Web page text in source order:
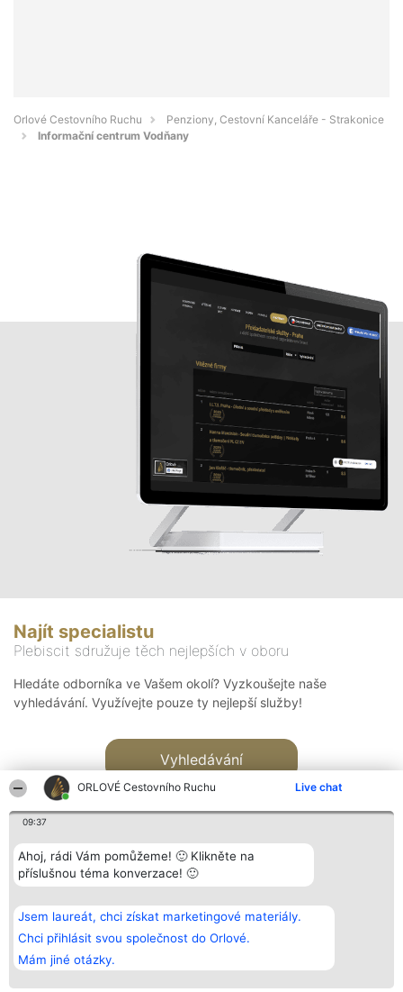
ORLOVÉ Cestovního Ruchu Live chat
09:37
Ahoj, rádi Vám pomůžeme! 🙂 Klikněte na
příslušnou téma konverzace! 🙂
Jsem laureát, chci získat marketingové materiály.
Chci přihlásit svou společnost do Orlové.
Mám jiné otázky.
Orlové Cestovního Ruchu
Penziony, Cestovní Kanceláře - Strakonice
Informační centrum Vodňany
Najít specialistu
Plebiscit sdružuje těch nejlepších v oboru
Hledáte odborníka ve Vašem okolí? Vyzkoušejte naše
vyhledávání. Využívejte pouze ty nejlepší služby!
Vyhledávání
Bright Side Solutions sp. z o.
o. sp. k.
ul. Ruska 22
Wrocław 50-079
KRS 0000749100 | Regon
381313360 | NIP 8943132676
Vítězové
Seznam všech
laureátů
Zásady
Zásady
Kontakt